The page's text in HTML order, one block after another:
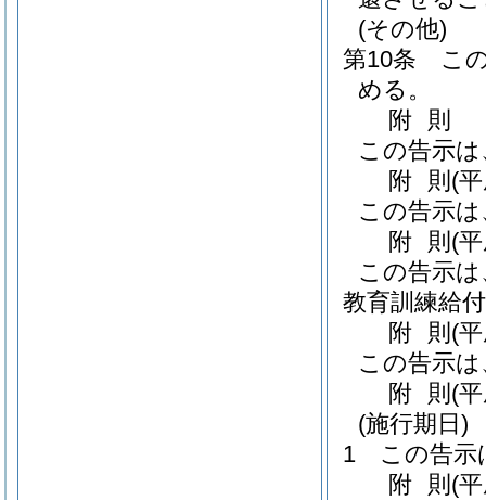
(その他)
第10条
こ
める。
附 則
この告示
附 則 (
この告示
附 則 (
この告示
教育訓練給
附 則 (
この告示
附 則 (
(施行期日)
1
この告示
附 則 (